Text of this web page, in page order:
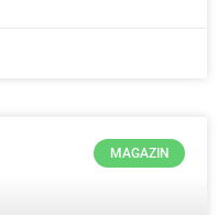
MAGAZIN